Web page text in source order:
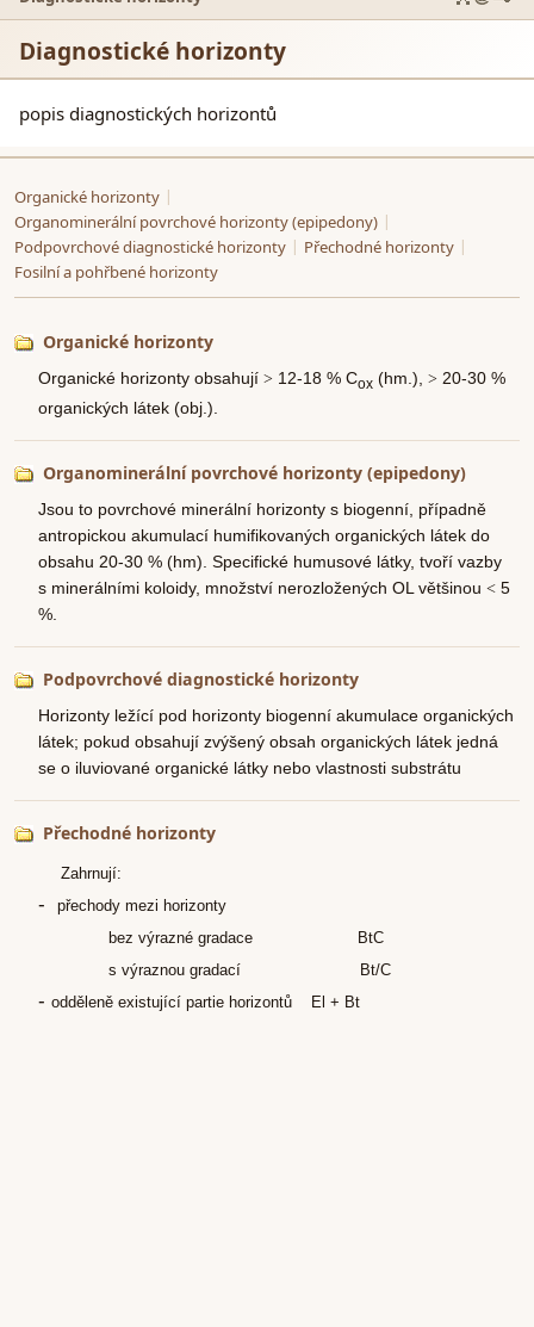
Diagnostické horizonty
popis diagnostických horizontů